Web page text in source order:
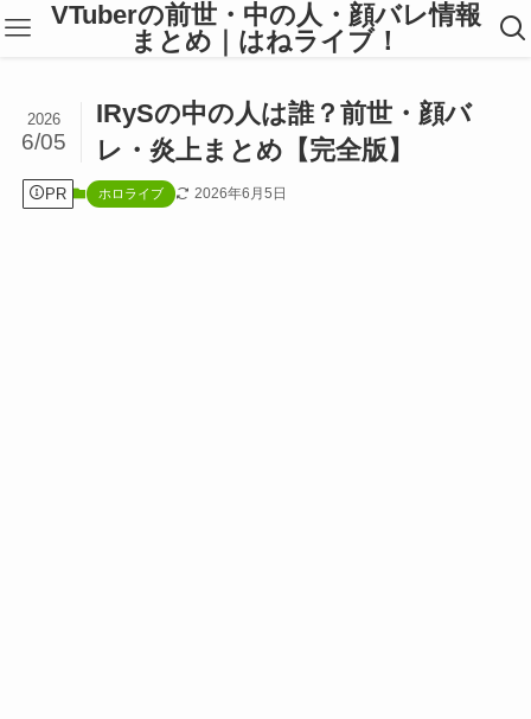
VTuberの前世・中の人・顔バレ情報
まとめ｜はねライブ！
IRySの中の人は誰？前世・顔バ
レ・炎上まとめ【完全版】
2026
6/05
PR ホロライブ 2026年6月5日